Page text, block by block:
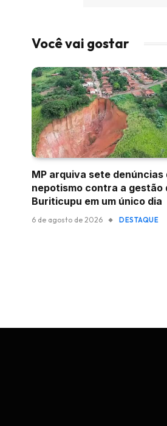
Você vai gostar
MP arquiva sete denúncias
nepotismo contra a gestão
Buriticupu em um único dia
6 de agosto de 2026 DESTAQUE